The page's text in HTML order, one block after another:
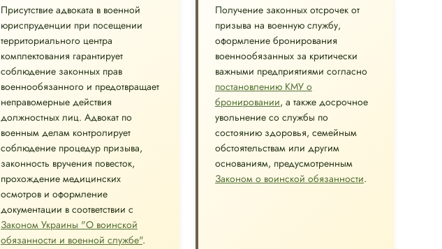
Присутствие адвоката в военной
юриспруденции при посещении
территориального центра
комплектования гарантирует
соблюдение законных прав
военнообязанного и предотвращает
неправомерные действия
должностных лиц. Адвокат по
военным делам контролирует
соблюдение процедур призыва,
законность вручения повесток,
прохождение медицинских
осмотров и оформление
документации в соответствии с
Законом Украины "О воинской
обязанности и военной службе".
Получение законных отсрочек от
призыва на военную службу,
оформление бронирования
военнообязанных за критически
важными предприятиями согласно
постановлению КМУ о
бронировании, а также досрочное
увольнение со службы по
состоянию здоровья, семейным
обстоятельствам или другим
основаниям, предусмотренным
Законом о воинской обязанности.